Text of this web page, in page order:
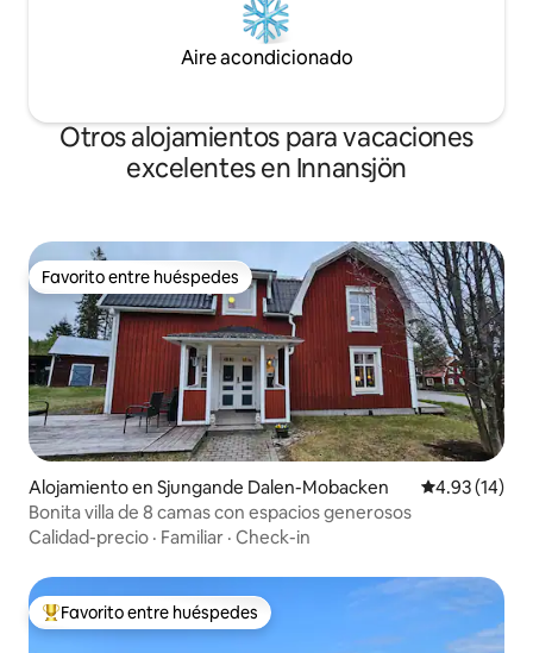
Aire acondicionado
Otros alojamientos para vacaciones
excelentes en Innansjön
Favorito entre huéspedes
Favorito entre huéspedes
Alojamiento en Sjungande Dalen-Mobacken Calificación
4.93 (14)
Bonita villa de 8 camas con espacios generosos
Calidad-precio · Familiar · Check-in
Favorito entre huéspedes preferido
Favorito entre huéspedes